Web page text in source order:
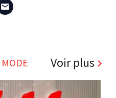
MODE Voir plus